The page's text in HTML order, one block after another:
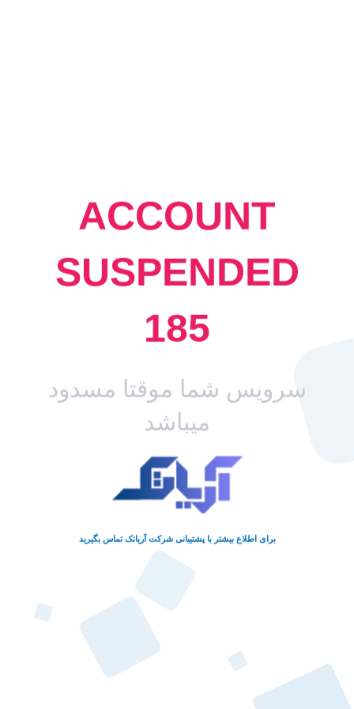
ACCOUNT
SUSPENDED
185
سرویس شما موقتا مسدود
میباشد
برای اطلاع بیشتر با پشتیبانی شرکت آریاتک تماس بگیرید